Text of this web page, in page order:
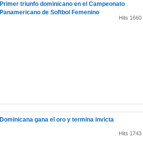
Primer triunfo dominicano en el Campeonato
Panamericano de Softbol Femenino
Hits 1660
Dominicana gana el oro y termina invicta
Hits 1743